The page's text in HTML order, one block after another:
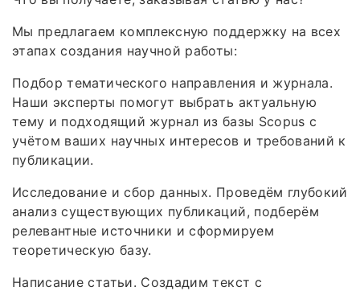
Мы предлагаем комплексную поддержку на всех
этапах создания научной работы:
Подбор тематического направления и журнала.
Наши эксперты помогут выбрать актуальную
тему и подходящий журнал из базы Scopus с
учётом ваших научных интересов и требований к
публикации.
Исследование и сбор данных. Проведём глубокий
анализ существующих публикаций, подберём
релевантные источники и сформируем
теоретическую базу.
Написание статьи. Создадим текст с